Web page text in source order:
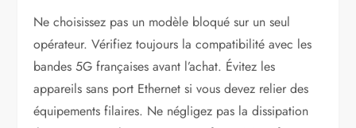
Ne choisissez pas un modèle bloqué sur un seul
opérateur. Vérifiez toujours la compatibilité avec les
bandes 5G françaises avant l’achat. Évitez les
appareils sans port Ethernet si vous devez relier des
équipements filaires. Ne négligez pas la dissipation